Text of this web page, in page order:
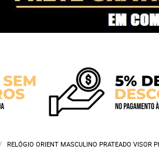
RELÓGIO ORIENT MASCULINO PRATEADO VISOR